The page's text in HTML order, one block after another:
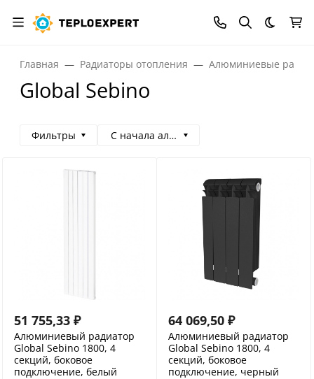
Темная
Главная Радиаторы отопления Алюминиевые
Global Sebino
Фильтры С начала алфавита
51 755,33 ₽
Алюминиевый радиатор
Global Sebino 1800, 4
секций, боковое
подключение, белый
64 069,50 ₽
Алюминиевый радиатор
Global Sebino 1800, 4
секций, боковое
подключение, черный